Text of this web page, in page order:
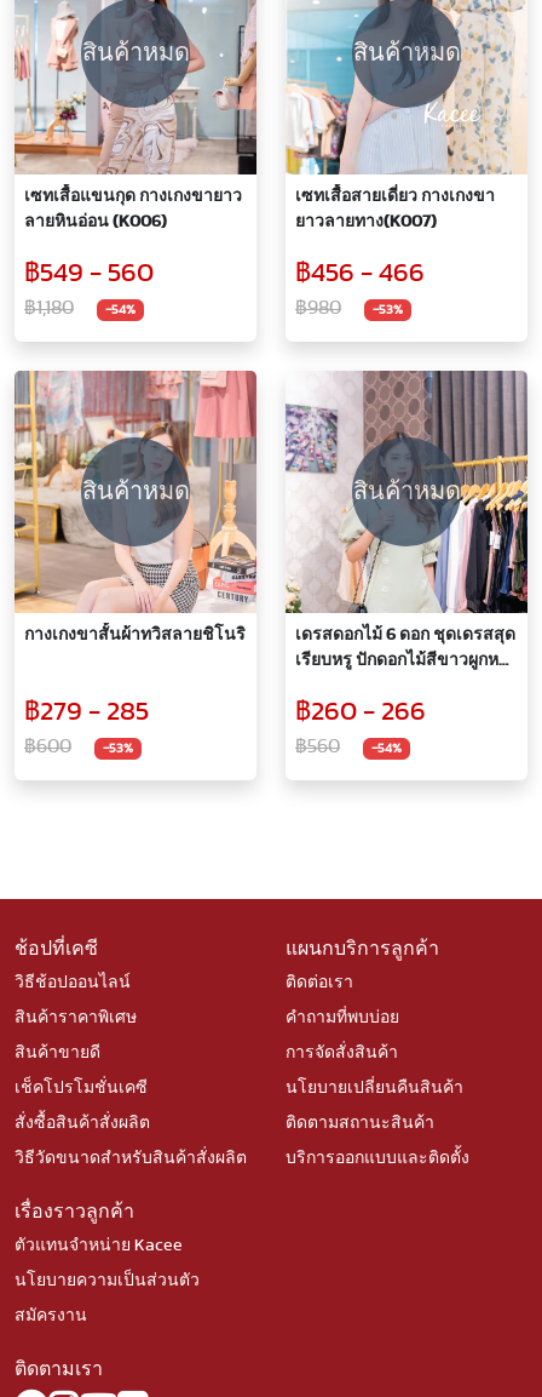
สินค้าหมด
เซทเสื้อแขนกุด กางเกงขายาว
ลายหินอ่อน (K006)
฿549 - 560
฿1,180 -54%
สินค้าหมด
เซทเสื้อสายเดี่ยว กางเกงขา
ยาวลายทาง(K007)
฿456 - 466
฿980 -53%
สินค้าหมด
กางเกงขาสั้นผ้าทวิสลายชิโนริ
฿279 - 285
฿600 -53%
สินค้าหมด
เดรสดอกไม้ 6 ดอก ชุดเดรสสุด
เรียบหรู ปักดอกไม้สีขาวผูกหลัง
สวยเหมาะกับทุกไลฟ์
สไตล์(A011)
฿260 - 266
฿560 -54%
ช้อปที่เคซี
วิธีช้อปออนไลน์
สินค้าราคาพิเศษ
สินค้าขายดี
เช็คโปรโมชั่นเคซี
สั่งซื้อสินค้าสั่งผลิต
วิธีวัดขนาดสำหรับสินค้าสั่งผลิต
แผนกบริการลูกค้า
ติดต่อเรา
คำถามที่พบบ่อย
การจัดสั่งสินค้า
นโยบายเปลี่ยนคืนสินค้า
ติดตามสถานะสินค้า
บริการออกแบบและติดตั้ง
เรื่องราวลูกค้า
ตัวแทนจำหน่าย Kacee
นโยบายความเป็นส่วนตัว
สมัครงาน
ติดตามเรา